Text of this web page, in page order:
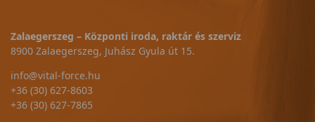
Zalaegerszeg – Központi iroda, raktár és szerviz
8900 Zalaegerszeg, Juhász Gyula út 15.
info@vital-force.hu
+36 (30) 627-8603
+36 (30) 627-7865